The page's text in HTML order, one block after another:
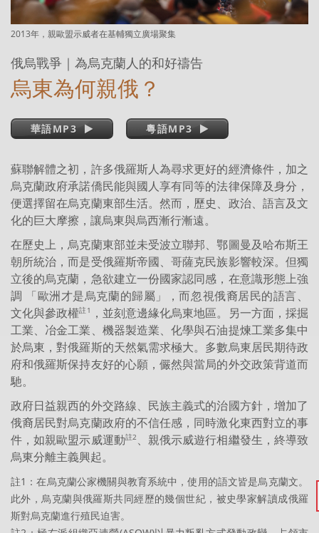
2013年，親歐盟示威者在基輔獨立廣場聚集
俄烏戰爭｜為烏克蘭人的和好禱告
烏東為何親俄？
華語MP3 粵語MP3
蘇聯解體之初，許多俄羅斯人為尋求更好的經濟條件，加之
烏克蘭政府承諾僑民能與國人享有同等的法律保障及身分，
便選擇留在烏克蘭東部生活。然而，歷史、政治、語言及文
化的巨大摩擦，讓烏東與烏西漸行漸遠。
在歷史上，烏克蘭東部並未受波立聯邦、鄂圖曼及哈布斯王
朝所統治，而是受俄羅斯帝國、哥薩克民族影響較深。但獨
立後的烏克蘭，急欲建立一份國家認同感，在意識形態上強
調 「歐洲才是烏克蘭的歸屬」，而忽視俄裔居民的語言、
文化與參政權註1
，並刻意邊緣化烏東地區。另一方面，採掘
工業、冶金工業、機器製造業、化學與石油提煉工業多集中
於烏東，對俄羅斯的天然氣需求極大。多數烏東居民期待政
府和俄羅斯保持友好的心願，儼然與當局的外交政策背道而
馳。
政府日益親西的外交路線、民族主義式的治國方針，增加了
俄裔居民對烏克蘭政府的不信任感，同時激化東西對立的事
件，如親歐盟示威運動註2 、親俄示威遊行相繼發生，終導致
烏東分離主義興起。
註1：在烏克蘭公家機關與教育系統中，使用的語文皆是烏克蘭文。
此外，烏克蘭與俄羅斯共同經歷的幾個世紀，被史學家解讀成俄羅
斯對烏克蘭進行殖民迫害。